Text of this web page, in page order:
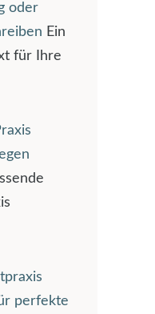
oder
Ein
für Ihre
perfekte